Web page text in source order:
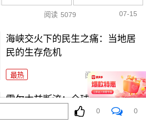
阅读 5079 07-15
海峡交火下的民生之痛：当地居
民的生存危机
最热 阅读 4179
霍尔木兹断流：全球能源命脉的
0 0